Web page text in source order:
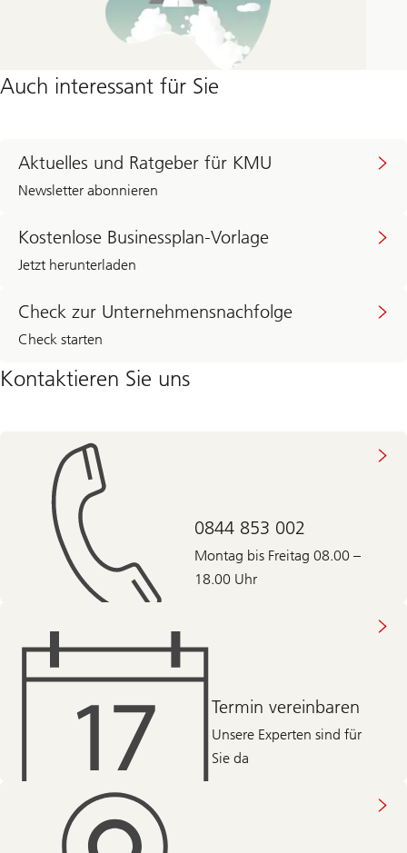
Auch interessant für Sie
Aktuelles und Ratgeber für KMU
Newsletter abonnieren
Kostenlose Businessplan-Vorlage
Jetzt herunterladen
Check zur Unternehmensnachfolge
Check starten
Kontaktieren Sie uns
0844 853 002
Montag bis Freitag 08.00 –
18.00 Uhr
Termin vereinbaren
Unsere Experten sind für
Sie da